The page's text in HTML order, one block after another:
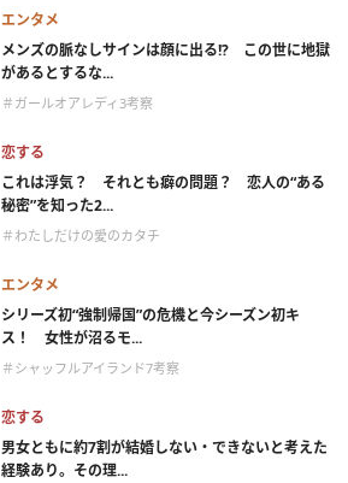
エンタメ
メンズの脈なしサインは顔に出る!? この世に地獄
があるとするな...
＃ガールオアレディ3考察
恋する
これは浮気？ それとも癖の問題？ 恋人の“ある
秘密”を知った2...
＃わたしだけの愛のカタチ
エンタメ
シリーズ初“強制帰国”の危機と今シーズン初キ
ス！ 女性が沼るモ...
＃シャッフルアイランド7考察
恋する
男女ともに約7割が結婚しない・できないと考えた
経験あり。その理...